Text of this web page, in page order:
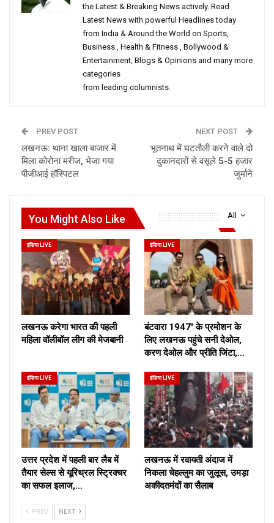
the Latest & Breaking News actively. Read
Latest News with powerful Headlines today
from India & Around the World on Sports,
Business , Health & Fitness , Bollywood &
Entertainment, Blogs & Opinions and many more
categories
from leading columnists.
PREV POST
लखनऊ: थाना खाला बाजार में
मिला कोरोना मरीज, भेजा गया
पीजीआई हॉस्पिटल
NEXT POST
भूतनाथ में घटतौली करने वाले दो
दुकानदारों से वसूले 5-5 हजार
जुर्माने
All
You Might Also Like
इंडिया LIVE
लखनऊ करेगा भारत की पहली
महिला वॉलीबॉल लीग की मेजबानी
इंडिया LIVE
बंटवारा 1947′ के प्रमोशन के
लिए लखनऊ पहुंचे सनी देओल,
करण देओल और प्रीति जिंटा,…
इंडिया LIVE
उत्तर प्रदेश में पहली बार लैब में
तैयार सेल्स से यूरिथ्रल स्ट्रिक्चर
का सफल इलाज,…
इंडिया LIVE
लखनऊ में रवायती अंदाज में
निकला चेहल्लुम का जुलूस, उमड़ा
अकीदतमंदों का सैलाब
PREV NEXT